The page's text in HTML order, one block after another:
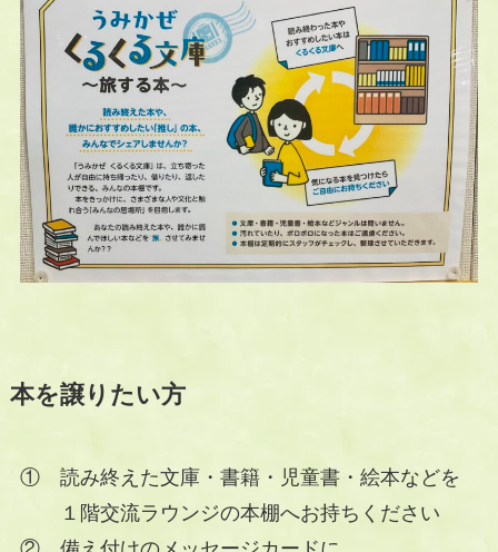
本を譲りたい方
① 読み終えた文庫・書籍・児童書・絵本などを
１階交流ラウンジの本棚へお持ちください